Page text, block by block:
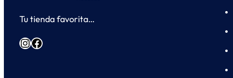
Tu tienda favorita…
InstagramFacebook